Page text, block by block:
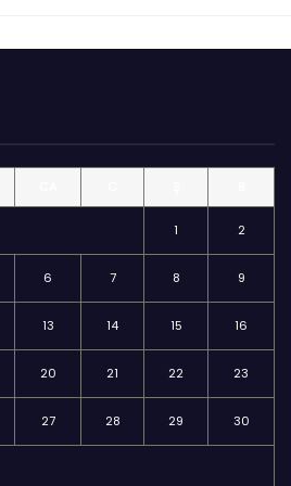
1 2
6 7 8 9
13 14 15 16
20 21 22 23
27 28 29 30